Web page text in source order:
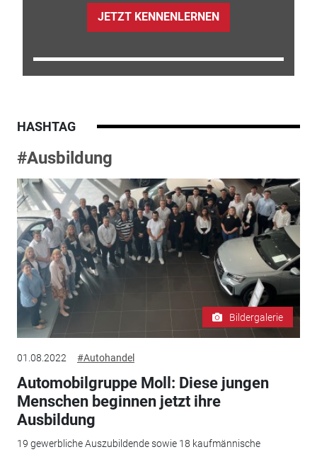
JETZT KENNENLERNEN
HASHTAG
#Ausbildung
Bildergalerie
01.08.2022 #Autohandel
Automobilgruppe Moll: Diese jungen
Menschen beginnen jetzt ihre
Ausbildung
19 gewerbliche Auszubildende sowie 18 kaufmännische